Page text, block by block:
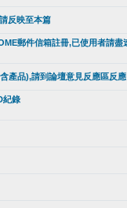
反映至本篇
郵件信箱註冊,已使用者請盡
產品),請到論壇意見反應區反應
紀錄